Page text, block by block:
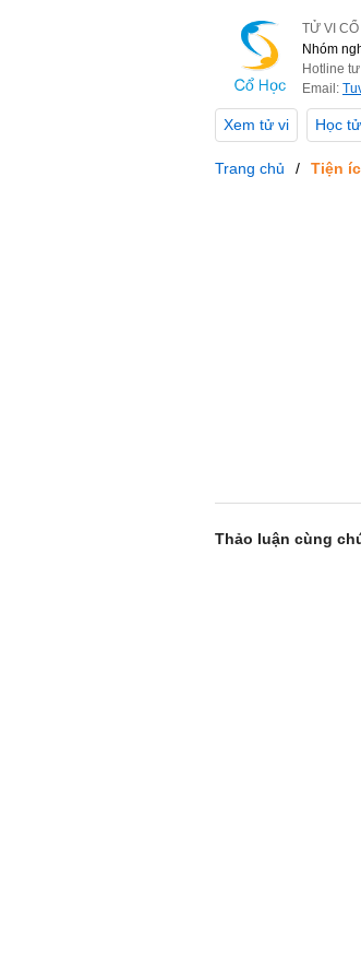
TỬ VI CỔ
Nhóm
Hotline
Email:
Xem tử vi Học
Trang chủ Tiện
Thảo luận cùng